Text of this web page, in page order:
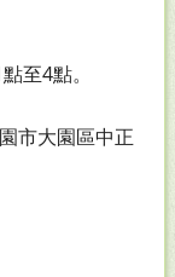
至4點。
市大園區中正